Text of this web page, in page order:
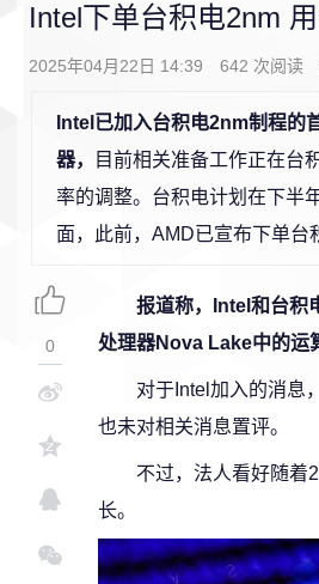
Intel下单台积电2nm
2025年04月22日 14:39 642 次阅读
Intel已加入台积电2nm制程的
器，
目前相关准备工作正在台
率的调整。 台积电计划在下半
面，此前，AMD已宣布下单台
报道称，Intel和台积
处理器Nova Lake中的运
对于Intel加入的消息
也未对相关消息置评。
不过，法人看好随着
长。
0